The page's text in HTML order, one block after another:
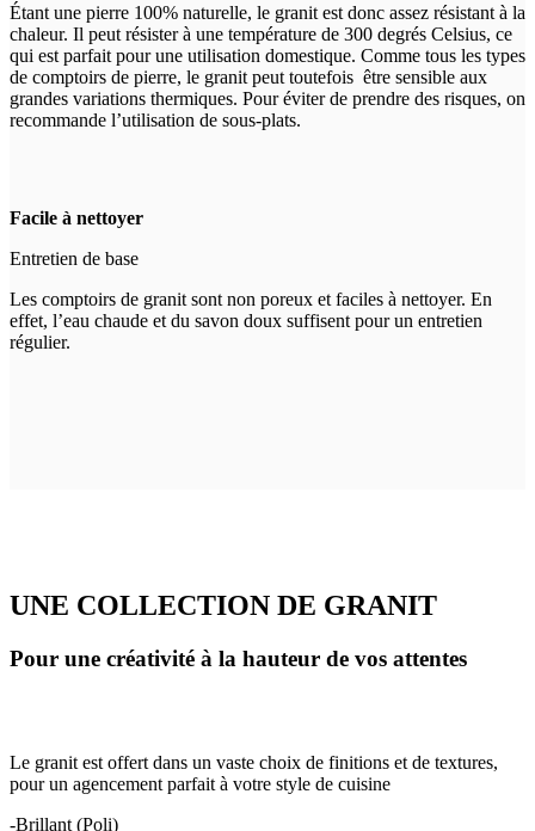
Étant une pierre 100% naturelle, le granit est donc assez résistant à la
chaleur. Il peut résister à une température de 300 degrés Celsius, ce
qui est parfait pour une utilisation domestique. Comme tous les types
de comptoirs de pierre, le granit peut toutefois être sensible aux
grandes variations thermiques. Pour éviter de prendre des risques, on
recommande l’utilisation de sous-plats.
Facile à nettoyer
Entretien de base
Les comptoirs de granit sont non poreux et faciles à nettoyer. En
effet, l’eau chaude et du savon doux suffisent pour un entretien
régulier.
UNE COLLECTION DE GRANIT
Pour une créativité à la hauteur de vos attentes
Le granit est offert dans un vaste choix de finitions et de textures,
pour un agencement parfait à votre style de cuisine
-Brillant (Poli)